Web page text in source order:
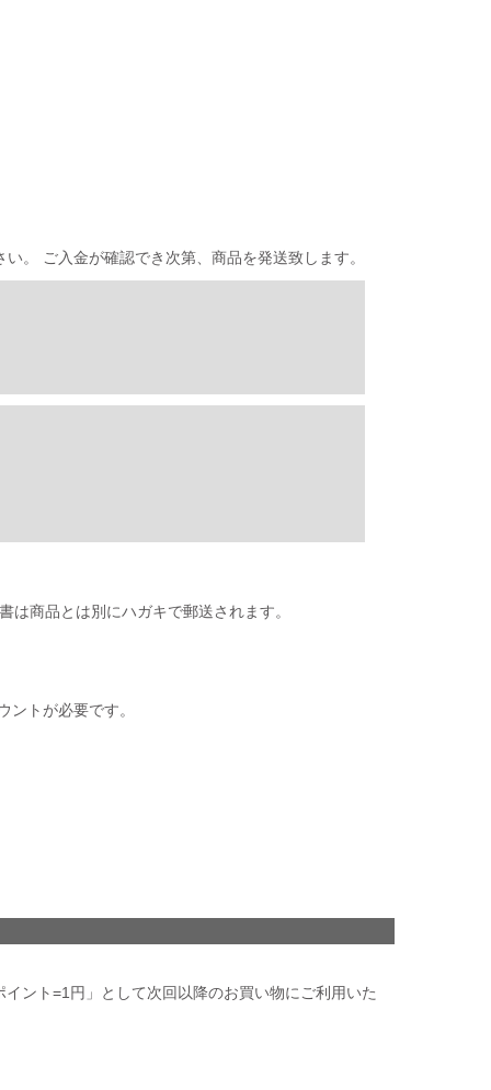
。 ご入金が確認でき次第、商品を発送致します。
商品とは別にハガキで郵送されます。
ントが必要です。
ント=1円」として次回以降のお買い物にご利用いた